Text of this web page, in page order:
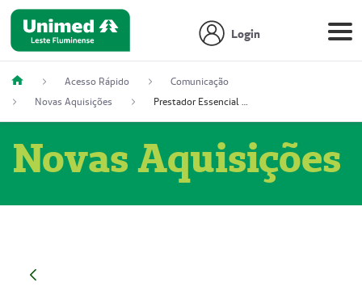
Login
Acesso Rápido
Comunicação
Novas Aquisições
Prestador Essencial Gestão em Saúde Ereli (51004354-7)
Novas Aquisições